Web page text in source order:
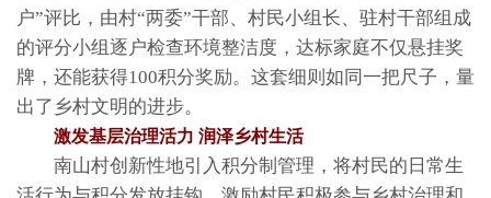
户”评比，由村“两委”干部、村民小组长、驻村干部组成
的评分小组逐户检查环境整洁度，达标家庭不仅悬挂奖
牌，还能获得100积分奖励。这套细则如同一把尺子，量
出了乡村文明的进步。
激发基层治理活力 润泽乡村生活
南山村创新性地引入积分制管理，将村民的日常生